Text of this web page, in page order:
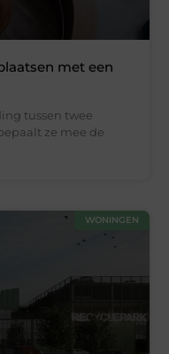
met een
tussen twee
ze mee de
WONINGEN